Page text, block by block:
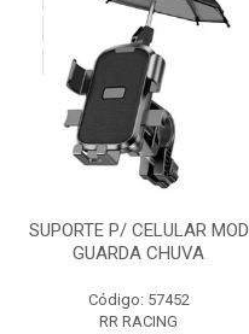
SUPORTE P/ CELULAR MOD
GUARDA CHUVA
Código: 57452
RR RACING